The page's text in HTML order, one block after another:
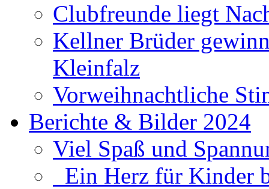
Clubfreunde liegt
Kellner Brüder
Kleinfalz
Vorweihnachtliche
Berichte & Bilder 2024
Viel Spaß und
Ein Herz für Kinder